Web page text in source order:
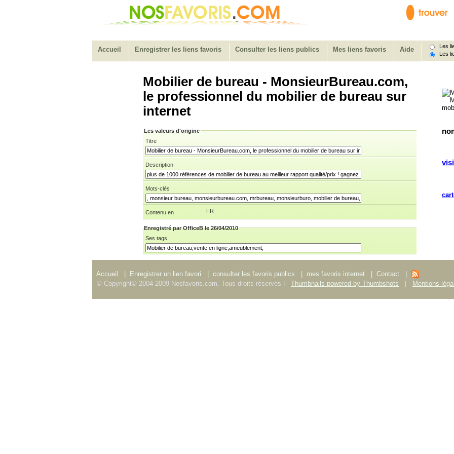
Accueil Enregistrer les liens favoris Consulter les liens publics Mes liens favoris Aide
Les
Les
Mobilier de bureau - MonsieurBureau.com,
le professionnel du mobilier de bureau sur
internet
Les valeurs d'origine
Titre
Description
Mots-clés
Contenu en FR
Enregistré par OfficeB le 26/04/2010
Ses tags
Accueil | Enregistrer un lien favori | consulter les favoris publics | mes favoris internet | Contact
|
© Copyright© 2004-2009 Nosfavoris.com. Tous droits réservés |
Thumbnails powered by Thumbshots | Mentions